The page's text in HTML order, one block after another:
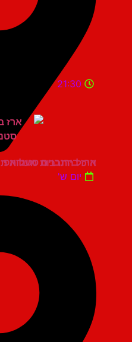
היכל התרבות מעלות תרשיחא
21:30
ארז בירנבוים סטנדאפ
יום ש'